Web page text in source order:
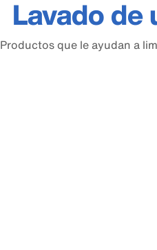
Lavado de
Productos que le ayudan a